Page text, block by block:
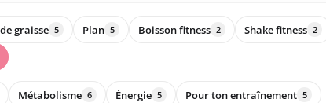
graisse 5 Plan 5 Boisson fitness 2 Shake fitness 2
Métabolisme 6 Énergie 5 Pour ton entraînement 5